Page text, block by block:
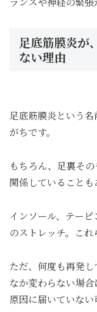
足底筋膜炎が
ない理由
足底筋膜炎という
がちです。
もちろん、足裏そ
関係していることも
インソール、テー
のストレッチ。これ
ただ、何度も再発
なか変わらない場
原因に届いていない